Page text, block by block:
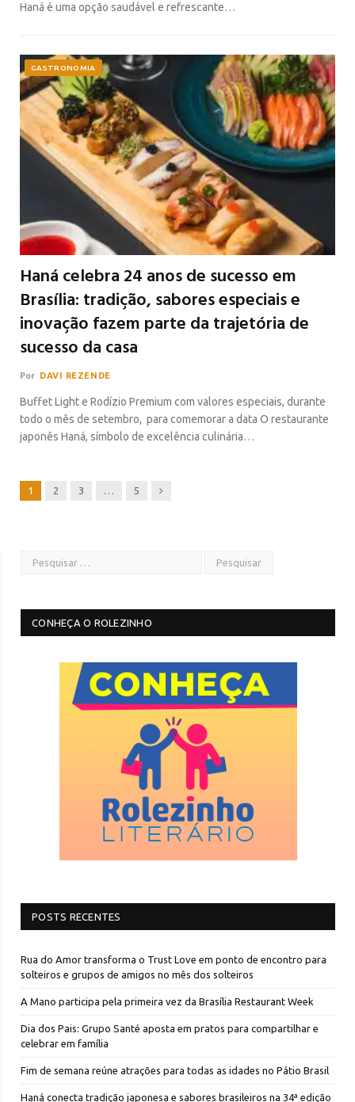
Haná é uma opção saudável e refrescante…
GASTRONOMIA
Haná celebra 24 anos de sucesso em
Brasília: tradição, sabores especiais e
inovação fazem parte da trajetória de
sucesso da casa
Por DAVI REZENDE
Buffet Light e Rodízio Premium com valores especiais, durante
todo o mês de setembro, para comemorar a data O restaurante
japonês Haná, símbolo de excelência culinária…
1 2 3 … 5 Next
CONHEÇA O ROLEZINHO
POSTS RECENTES
Rua do Amor transforma o Trust Love em ponto de encontro para
solteiros e grupos de amigos no mês dos solteiros
A Mano participa pela primeira vez da Brasília Restaurant Week
Dia dos Pais: Grupo Santé aposta em pratos para compartilhar e
celebrar em família
Fim de semana reúne atrações para todas as idades no Pátio Brasil
Haná conecta tradição japonesa e sabores brasileiros na 34ª edição